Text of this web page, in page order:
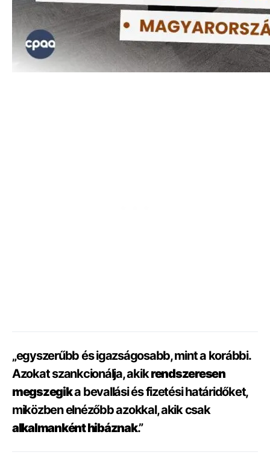
„egyszerűbb és igazságosabb, mint a korábbi.
Azokat szankcionálja, akikrendszeresen
megszegika bevallási és fizetési határidőket,
miközben elnézőbb azokkal, akik csak
alkalmanként hibáznak.”